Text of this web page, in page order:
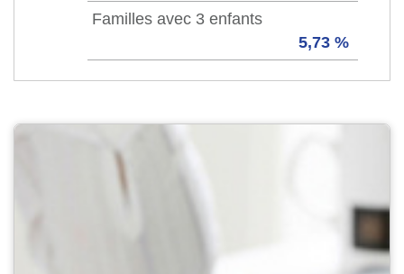
Familles avec 3 enfants
5,73 %